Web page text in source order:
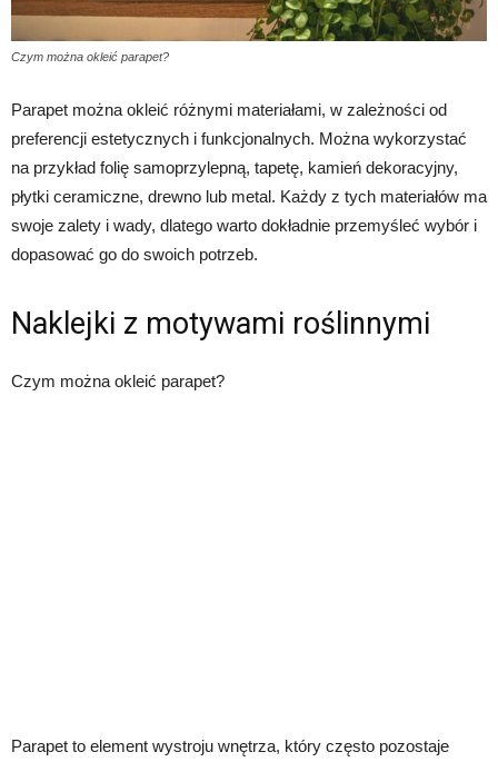
Czym można okleić parapet?
Parapet można okleić różnymi materiałami, w zależności od
preferencji estetycznych i funkcjonalnych. Można wykorzystać
na przykład folię samoprzylepną, tapetę, kamień dekoracyjny,
płytki ceramiczne, drewno lub metal. Każdy z tych materiałów ma
swoje zalety i wady, dlatego warto dokładnie przemyśleć wybór i
dopasować go do swoich potrzeb.
Naklejki z motywami roślinnymi
Czym można okleić parapet?
Parapet to element wystroju wnętrza, który często pozostaje